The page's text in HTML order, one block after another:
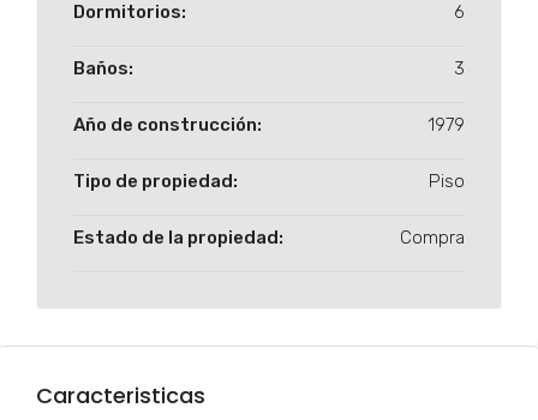
Dormitorios: 6
Baños: 3
Año de construcción: 1979
Tipo de propiedad: Piso
Estado de la propiedad: Compra
Caracteristicas